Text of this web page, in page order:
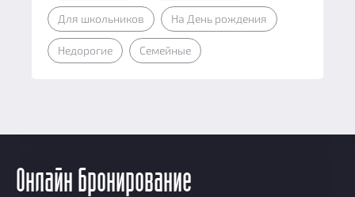
Для школьников На День рождения
Недорогие Семейные
Онлайн бронирование